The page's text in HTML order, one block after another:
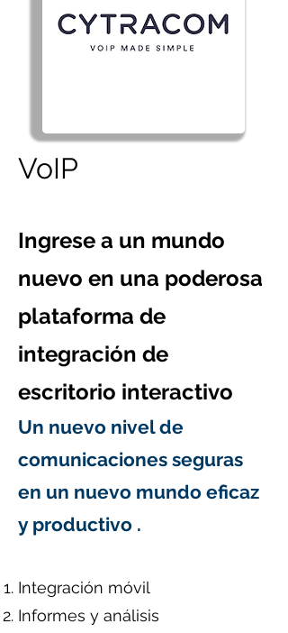
VoIP
Ingrese a un mundo
nuevo en una poderosa
plataforma de
integración de
escritorio interactivo
Un nuevo nivel de
comunicaciones seguras
en un nuevo mundo eficaz
y productivo .
Integración móvil
Informes y análisis